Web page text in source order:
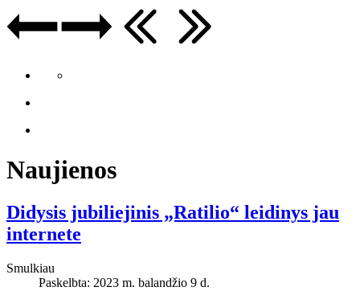
Naujienos
Didysis jubiliejinis „Ratilio“ leidinys jau
internete
Smulkiau
Paskelbta: 2023 m. balandžio 9 d.